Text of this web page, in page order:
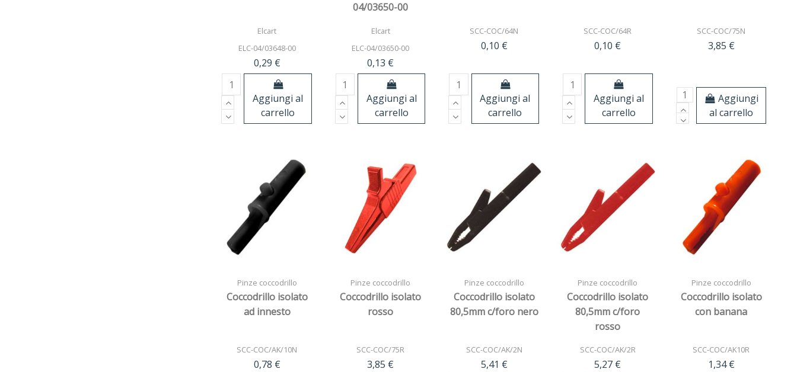
Elcart
ELC-04/03648-00
0,29 €
Aggiungi al
carrello
04/03650-00
Elcart
ELC-04/03650-00
0,13 €
Aggiungi al
carrello
SCC-COC/64N
0,10 €
Aggiungi al
carrello
SCC-COC/64R
0,10 €
Aggiungi al
carrello
SCC-COC/75N
3,85 €
Aggiungi
al carrello
Pinze coccodrillo
Coccodrillo isolato
ad innesto
SCC-COC/AK/10N
0,78 €
Pinze coccodrillo
Coccodrillo isolato
rosso
SCC-COC/75R
3,85 €
Pinze coccodrillo
Coccodrillo isolato
80,5mm c/foro nero
SCC-COC/AK/2N
5,41 €
Pinze coccodrillo
Coccodrillo isolato
80,5mm c/foro
rosso
SCC-COC/AK/2R
5,27 €
Pinze coccodrillo
Coccodrillo isolato
con banana
SCC-COC/AK10R
1,34 €